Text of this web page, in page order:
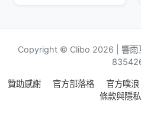
Copyright © Clibo 2026 | 響雨
贊助感謝 官方部落格 官方噗浪
條款與隱